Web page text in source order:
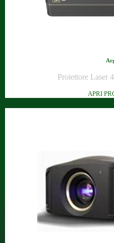
Proiettore Laser
APRI